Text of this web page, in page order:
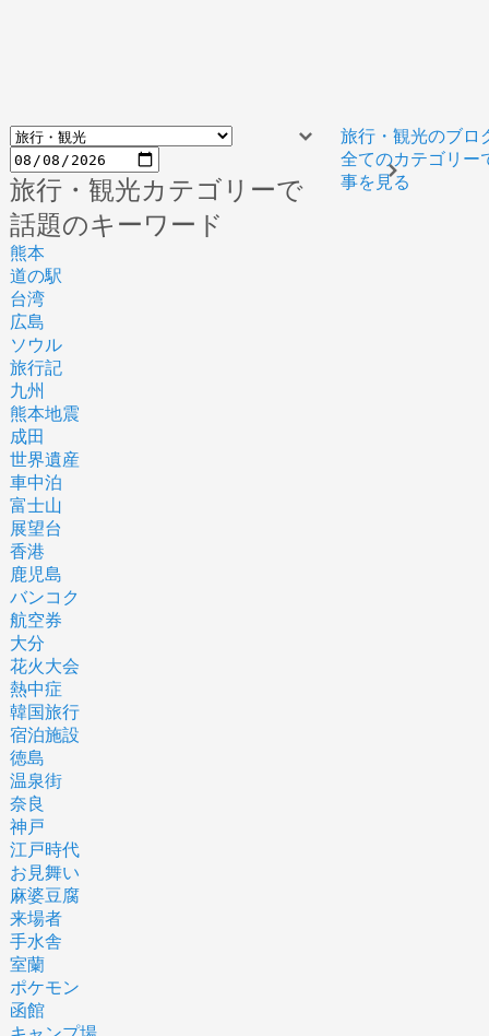
旅行・観光カテゴリーで
話題のキーワード
熊本
道の駅
台湾
広島
ソウル
旅行記
九州
熊本地震
成田
世界遺産
車中泊
富士山
展望台
香港
鹿児島
バンコク
航空券
大分
花火大会
熱中症
韓国旅行
宿泊施設
徳島
温泉街
奈良
神戸
江戸時代
お見舞い
麻婆豆腐
来場者
手水舎
室蘭
ポケモン
函館
旅行・観光のブロ
全てのカテゴリー
事を見る